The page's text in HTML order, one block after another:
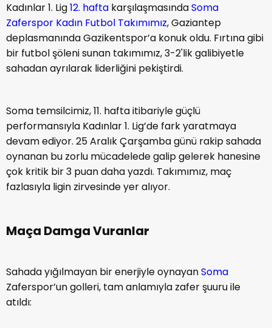
Kadınlar 1. Lig12. hafta karşılaşmasındaSoma
Zaferspor Kadın Futbol Takımımız, Gaziantep
deplasmanında Gazikentspor’a konuk oldu. Fırtına gibi
bir futbol şöleni sunan takımımız, 3-2'lik galibiyetle
sahadan ayrılarak liderliğini pekiştirdi.
Soma temsilcimiz, 11. hafta itibariyle güçlü
performansıyla Kadınlar 1. Lig’de fark yaratmaya
devam ediyor. 25 Aralık Çarşamba günü rakip sahada
oynanan bu zorlu mücadelede galip gelerek hanesine
çok kritik bir 3 puan daha yazdı. Takımımız, maç
fazlasıyla ligin zirvesinde yer alıyor.
Maça Damga Vuranlar
Sahada yığılmayan bir enerjiyle oynayanSoma
Zaferspor’un golleri, tam anlamıyla zafer şuuru ile
atıldı: